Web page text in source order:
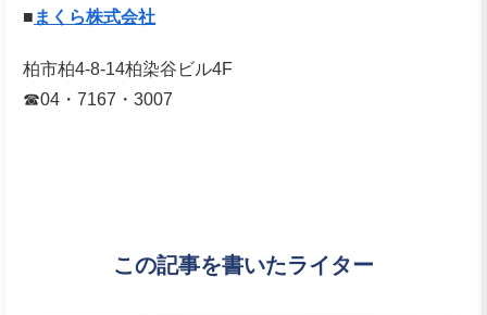
■ まくら株式会社
柏市柏4‐8‐14柏染谷ビル4F
☎04・7167・3007
この記事を書いたライター